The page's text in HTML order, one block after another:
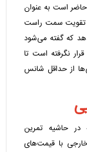
حاضر است به عنوان
تقویت سمت راست
که گفته می‌شود
نگرفته است تا
از حداقل شانس
حاشیه تمرین
با قیمت‌های